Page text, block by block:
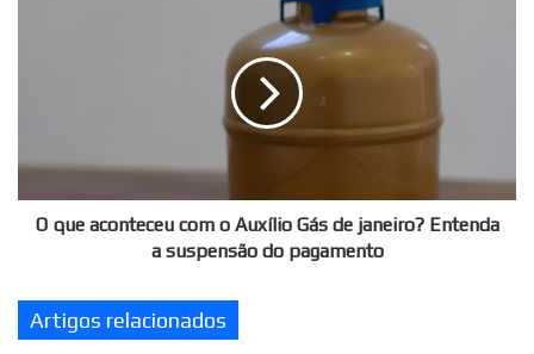
de
janeiro?
Entenda
do
pagamento
O que aconteceu com o Auxílio Gás de janeiro? Entenda
a suspensão do pagamento
Artigos relacionados